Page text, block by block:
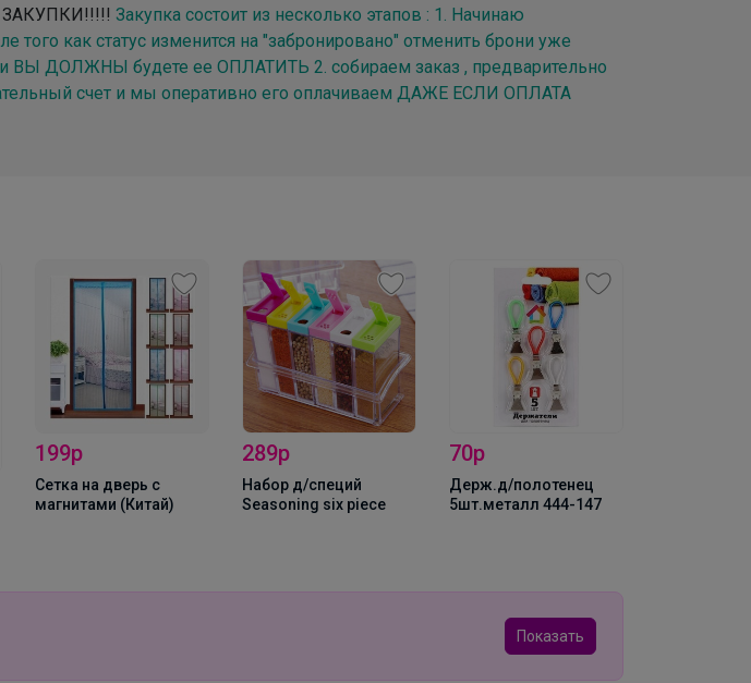
Закупка состоит из несколько этапов : 1. Начинаю
как статус изменится на "забронировано" отменить брони уже
и ВЫ ДОЛЖНЫ будете ее ОПЛАТИТЬ 2. собираем заказ , предварительно
счет и мы оперативно его оплачиваем ДАЖЕ ЕСЛИ ОПЛАТА
289р
Набор д/специй
Seasoning six piece
70р
Держ.д/полотенец
5шт.металл 444-147
Капучинатор
Cappucino Maker 2AA
Показать
обложками. От 12 до